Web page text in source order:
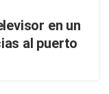
en un
al puerto